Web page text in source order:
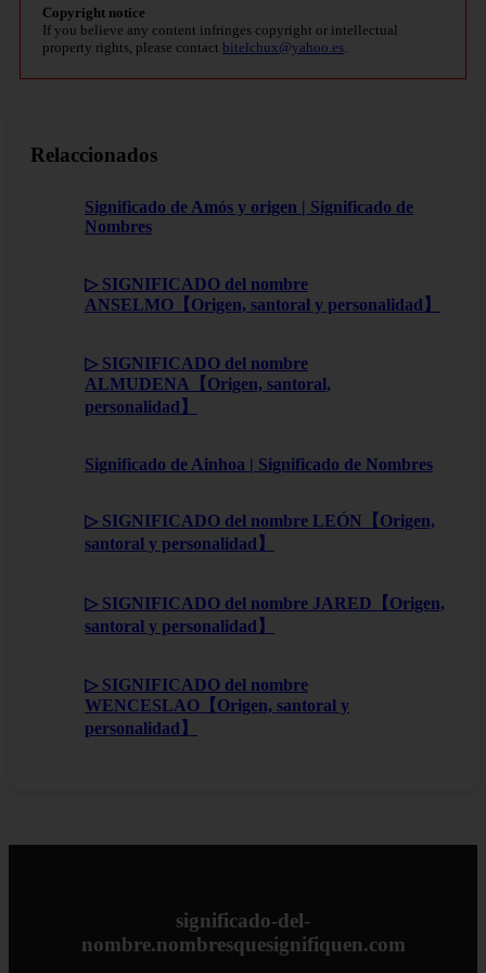
Copyright notice
If you believe any content infringes copyright or intellectual
property rights, please contact bitelchux@yahoo.es
Relaccionados
Significado de Amós y origen | Significado de
Nombres
▷ SIGNIFICADO del nombre
ANSELMO【Origen, santoral y personalidad】
▷ SIGNIFICADO del nombre
ALMUDENA【Origen, santoral,
personalidad】
Significado de Ainhoa | Significado de Nombres
▷ SIGNIFICADO del nombre LEÓN【Origen,
santoral y personalidad】
▷ SIGNIFICADO del nombre JARED【Origen,
santoral y personalidad】
▷ SIGNIFICADO del nombre
WENCESLAO【Origen, santoral y
personalidad】
significado-del-
nombre.nombresquesignifiquen.com